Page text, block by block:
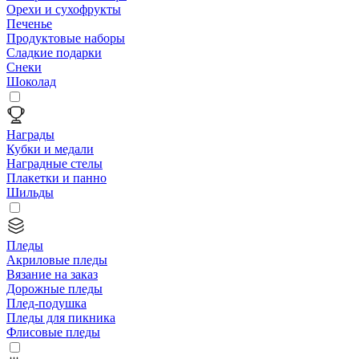
Орехи и сухофрукты
Печенье
Продуктовые наборы
Сладкие подарки
Снеки
Шоколад
Награды
Кубки и медали
Наградные стелы
Плакетки и панно
Шильды
Пледы
Акриловые пледы
Вязание на заказ
Дорожные пледы
Плед-подушка
Пледы для пикника
Флисовые пледы